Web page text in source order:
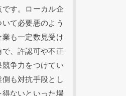
す。ローカル企
て必要悪のよう
も一定数見受け
、許認可や不正
争力をつけてい
も対抗手段とし
ないといった場